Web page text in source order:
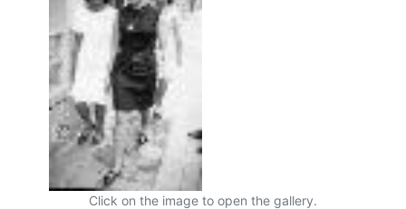
Click on the image to open the gallery.